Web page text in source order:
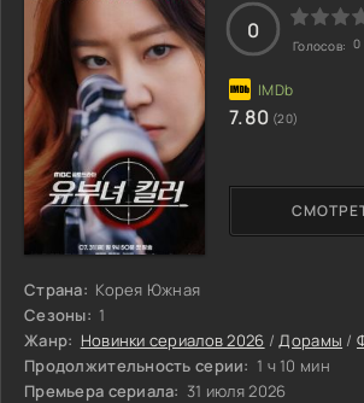
Страна: Корея Южная
Сезоны: 1
Жанр: Новинки сериалов 2026 /Дорамы /
Продолжительность серии: 1 ч 10 мин
Премьера сериала: 31 июля 2026
0
Голосов: 0
7.80 (20)